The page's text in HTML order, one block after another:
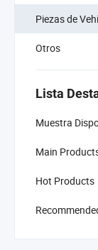
Piezas de
Otros
Lista
Muestra
Main
Hot Products